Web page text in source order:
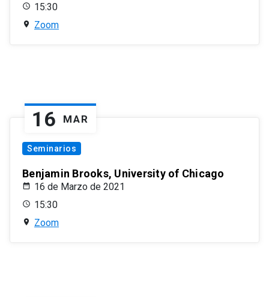
15:30
Zoom
16 MAR
Seminarios
Benjamin Brooks, University of Chicago
16 de Marzo de 2021
15:30
Zoom